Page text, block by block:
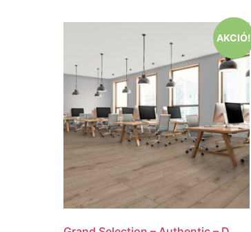
AKCIÓ!